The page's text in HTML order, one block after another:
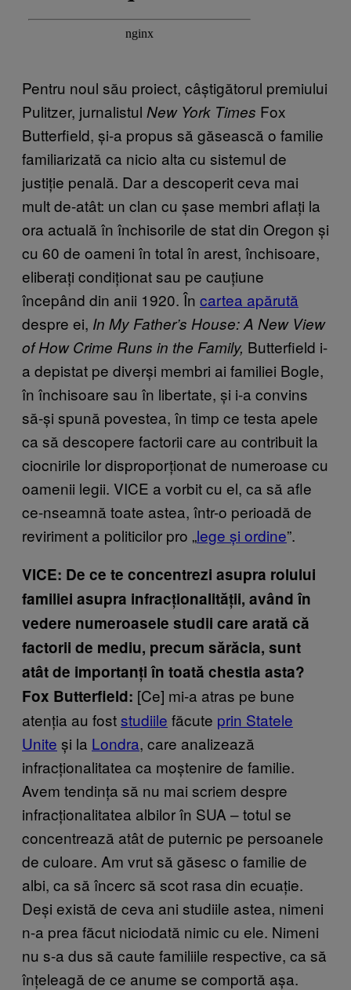
Pentru noul său proiect, câștigătorul premiului
Pulitzer, jurnalistul New York Times Fox
Butterfield, și-a propus să găsească o familie
familiarizată ca nicio alta cu sistemul de
justiție penală. Dar a descoperit ceva mai
mult de-atât: un clan cu șase membri aflați la
ora actuală în închisorile de stat din Oregon și
cu 60 de oameni în total în arest, închisoare,
eliberați condiționat sau pe cauțiune
începând din anii 1920. În cartea apărută
despre ei, In My Father’s House: A New View
of How Crime Runs in the Family, Butterfield i-
a depistat pe diverși membri ai familiei Bogle,
în închisoare sau în libertate, și i-a convins
să-și spună povestea, în timp ce testa apele
ca să descopere factorii care au contribuit la
ciocnirile lor disproporționat de numeroase cu
oamenii legii. VICE a vorbit cu el, ca să afle
ce-nseamnă toate astea, într-o perioadă de
reviriment a politicilor pro „lege și ordine”.
VICE: De ce te concentrezi asupra rolului
familiei asupra infracționalității, având în
vedere numeroasele studii care arată că
factorii de mediu, precum sărăcia, sunt
atât de importanți în toată chestia asta?
Fox Butterfield: [Ce] mi-a atras pe bune
atenția au foststudiile făcute prin Statele
Unite și la Londra, care analizează
infracționalitatea ca moștenire de familie.
Avem tendința să nu mai scriem despre
infracționalitatea albilor în SUA – totul se
concentrează atât de puternic pe persoanele
de culoare. Am vrut să găsesc o familie de
albi, ca să încerc să scot rasa din ecuație.
Deși există de ceva ani studiile astea, nimeni
n-a prea făcut niciodată nimic cu ele. Nimeni
nu s-a dus să caute familiile respective, ca să
înțeleagă de ce anume se comportă așa.